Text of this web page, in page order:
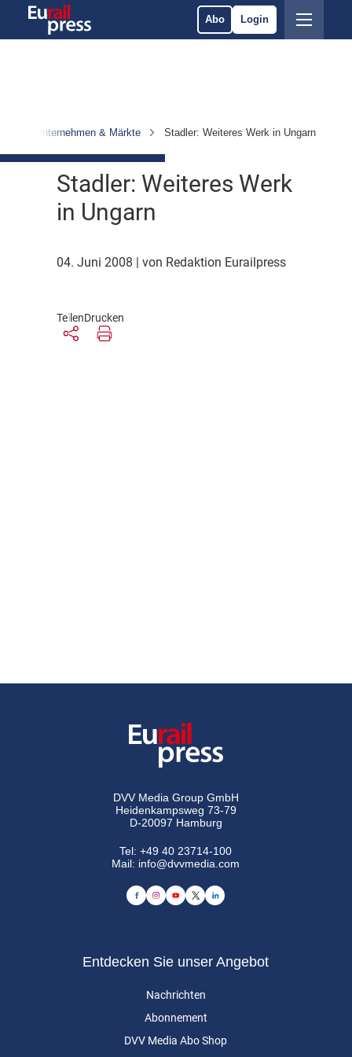
Abo Login
Unternehmen & Märkte Stadler: Weiteres Werk in Ungarn
Stadler: Weiteres Werk
in Ungarn
04. Juni 2008 | von Redaktion Eurailpress
TeilenDrucken
DVV Media Group GmbH
Heidenkampsweg 73-79
D-20097 Hamburg
Tel:+49 40 23714-100
Mail: info@dvvmedia.com
Entdecken Sie unser Angebot
Nachrichten
Abonnement
DVV Media Abo Shop